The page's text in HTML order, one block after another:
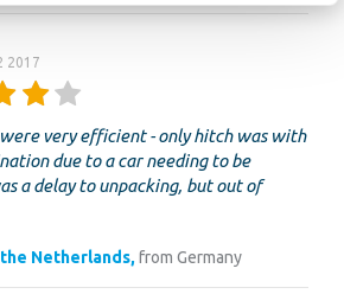
2017
very efficient - only hitch was with
due to a car needing to be
a delay to unpacking, but out of
Netherlands,from Germany